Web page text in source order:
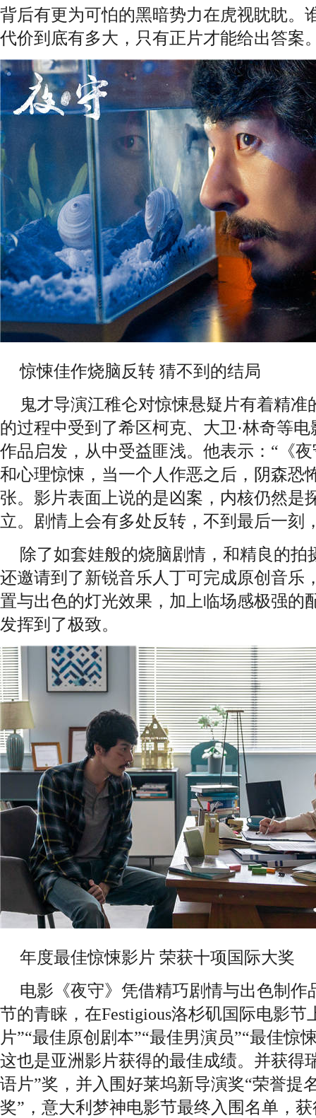
背后有更为可怕的黑暗势力在虎视眈眈。
代价到底有多大，只有正片才能给出答案
惊悚佳作烧脑反转 猜不到的结局
鬼才导演江稚仑对惊悚悬疑片有着精
的过程中受到了希区柯克、大卫·林奇等
作品启发，从中受益匪浅。他表示：“《
和心理惊悚，当一个人作恶之后，阴森恐
张。影片表面上说的是凶案，内核仍然是
立。剧情上会有多处反转，不到最后一刻
除了如套娃般的烧脑剧情，和精良的
还邀请到了新锐音乐人丁可完成原创音乐
置与出色的灯光效果，加上临场感极强的
发挥到了极致。
年度最佳惊悚影片 荣获十项国际大奖
电影《夜守》凭借精巧剧情与出色制作
节的青睐，在Festigious洛杉矶国际电影节
片”“最佳原创剧本”“最佳男演员”“最佳惊
这也是亚洲影片获得的最佳成绩。并获得
语片”奖，并入围好莱坞新导演奖“荣誉提
奖”，意大利梦神电影节最终入围名单，